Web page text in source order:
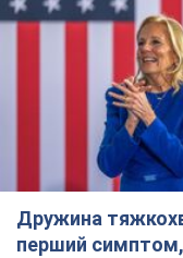
Дружина
перший симптом,